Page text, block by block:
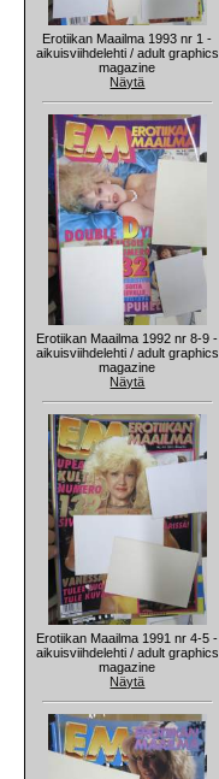
Erotiikan Maailma 1993 nr 1 -
aikuisviihdelehti / adult graphics
magazine
Näytä
Erotiikan Maailma 1992 nr 8-9 -
aikuisviihdelehti / adult graphics
magazine
Näytä
Erotiikan Maailma 1991 nr 4-5 -
aikuisviihdelehti / adult graphics
magazine
Näytä